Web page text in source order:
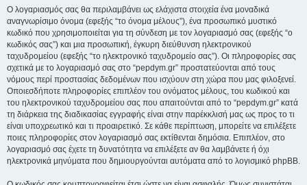
Ο λογαριασμός σας θα περιλαμβάνει ως ελάχιστα στοιχεία ένα μοναδικά
αναγνωρίσιμο όνομα (εφεξής “το όνομα μέλους”), ένα προσωπικό μυστικό
κωδικό που χρησιμοποιείται για τη σύνδεση με τον λογαριασμό σας (εφεξής “ο
κωδικός σας”) και μια προσωπική, έγκυρη διεύθυνση ηλεκτρονικού
ταχυδρομείου (εφεξής “το ηλεκτρονικό ταχυδρομείο σας”). Οι πληροφορίες σας
σχετικά με το λογαριασμό σας στο “pepdym.gr” προστατεύονται από τους
νόμους περί προστασίας δεδομένων που ισχύουν στη χώρα που μας φιλοξενεί.
Οποιεσδήποτε πληροφορίες επιπλέον του ονόματος μέλους, του κωδικού και
του ηλεκτρονικού ταχυδρομείου σας που απαιτούνται από το “pepdym.gr” κατά
τη διάρκεια της διαδικασίας εγγραφής είναι στην παρέκκλισή μας ως προς το τι
είναι υποχρεωτικό και τι προαιρετικό. Σε κάθε περίπτωση, μπορείτε να επιλέξετε
ποιες πληροφορίες στον λογαριασμό σας εκτίθενται δημόσια. Επιπλέον, στο
λογαριασμό σας έχετε τη δυνατότητα να επιλέξετε αν θα λαμβάνετε ή όχι
ηλεκτρονικά μηνύματα που δημιουργούνται αυτόματα από το λογισμικό phpBB.